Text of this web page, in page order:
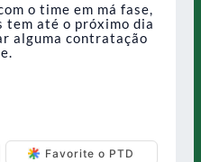
o time em má fase,
até o próximo dia
alguma contratação
Favorite o PTD